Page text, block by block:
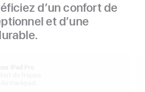
d’un confort de
et d’une